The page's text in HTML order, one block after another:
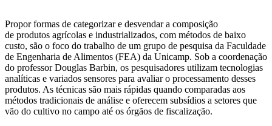
Propor formas de categorizar e desvendar a composição
de produtos agrícolas e industrializados, com métodos de baixo
custo, são o foco do trabalho de um grupo de pesquisa da Faculdade
de Engenharia de Alimentos (FEA) da Unicamp. Sob a coordenação
do professor Douglas Barbin, os pesquisadores utilizam tecnologias
analíticas e variados sensores para avaliar o processamento desses
produtos. As técnicas são mais rápidas quando comparadas aos
métodos tradicionais de análise e oferecem subsídios a setores que
vão do cultivo no campo até os órgãos de fiscalização.